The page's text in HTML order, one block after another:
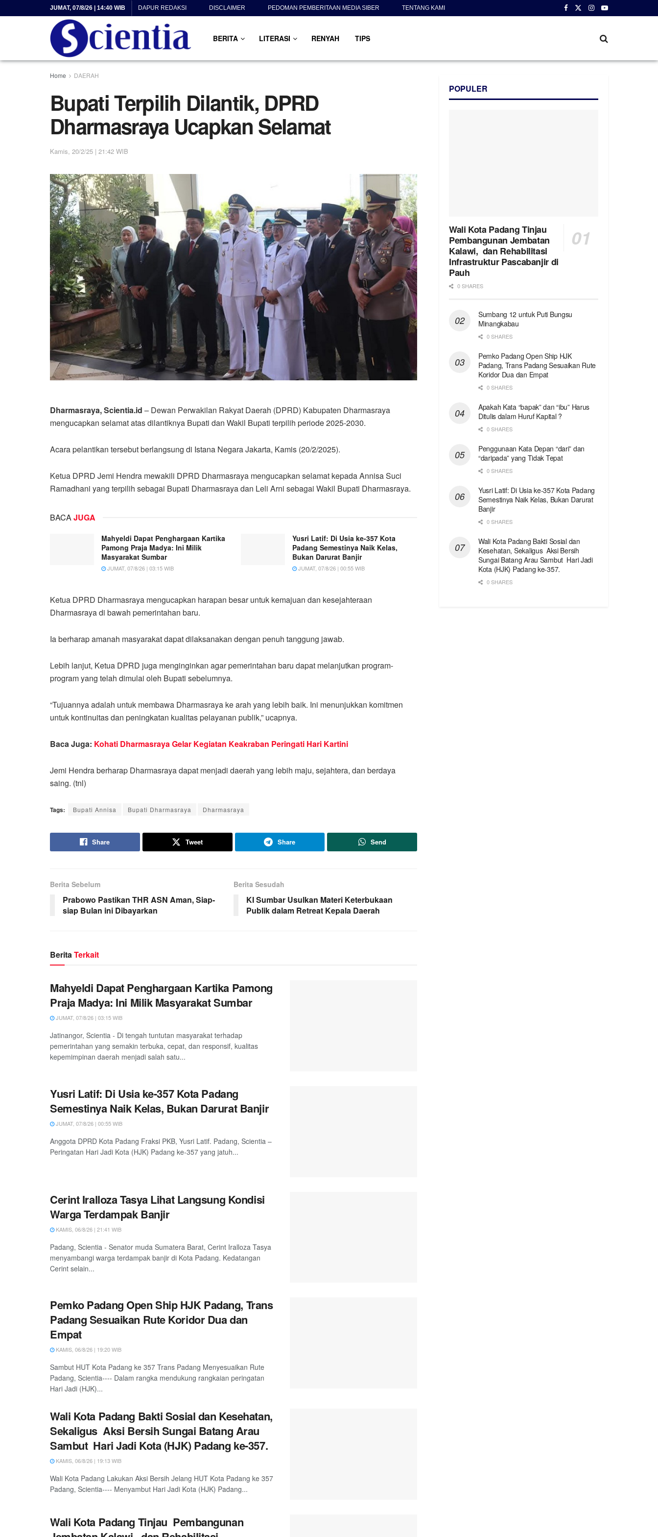
JUMAT, 07/8/26 | 14:40 WIB DAPUR REDAKSI DISCLAIMER PEDOMAN PEMBERITAAN MEDIA SIBER TENTANG KAMI
BERITA LITERASI RENYAH TIPS
Home DAERAH
Bupati Terpilih Dilantik, DPRD
Dharmasraya Ucapkan Selamat
Kamis, 20/2/25 | 21:42 WIB
Dharmasraya, Scientia.id – Dewan Perwakilan Rakyat Daerah (DPRD) Kabupaten Dharmasraya
mengucapkan selamat atas dilantiknya Bupati dan Wakil Bupati terpilih periode 2025-2030.
Acara pelantikan tersebut berlangsung di Istana Negara Jakarta, Kamis (20/2/2025).
Ketua DPRD Jemi Hendra mewakili DPRD Dharmasraya mengucapkan selamat kepada Annisa Suci
Ramadhani yang terpilih sebagai Bupati Dharmasraya dan Leli Arni sebagai Wakil Bupati Dharmasraya.
BACAJUGA
Mahyeldi Dapat Penghargaan Kartika
Pamong Praja Madya: Ini Milik
Masyarakat Sumbar
JUMAT, 07/8/26 | 03:15 WIB
Yusri Latif: Di Usia ke-357 Kota
Padang Semestinya Naik Kelas,
Bukan Darurat Banjir
JUMAT, 07/8/26 | 00:55 WIB
Ketua DPRD Dharmasraya mengucapkan harapan besar untuk kemajuan dan kesejahteraan
Dharmasraya di bawah pemerintahan baru.
Ia berharap amanah masyarakat dapat dilaksanakan dengan penuh tanggung jawab.
Lebih lanjut, Ketua DPRD juga menginginkan agar pemerintahan baru dapat melanjutkan program-
program yang telah dimulai oleh Bupati sebelumnya.
“Tujuannya adalah untuk membawa Dharmasraya ke arah yang lebih baik. Ini menunjukkan komitmen
untuk kontinuitas dan peningkatan kualitas pelayanan publik,” ucapnya.
Baca Juga: Kohati Dharmasraya Gelar Kegiatan Keakraban Peringati Hari Kartini
Jemi Hendra berharap Dharmasraya dapat menjadi daerah yang lebih maju, sejahtera, dan berdaya
saing. (tnl)
Tags: Bupati Annisa Bupati Dharmasraya Dharmasraya
Share Tweet Share Send
Berita Sebelum
Prabowo Pastikan THR ASN Aman, Siap-
siap Bulan ini Dibayarkan
Berita Sesudah
KI Sumbar Usulkan Materi Keterbukaan
Publik dalam Retreat Kepala Daerah
BeritaTerkait
Mahyeldi Dapat Penghargaan Kartika Pamong
Praja Madya: Ini Milik Masyarakat Sumbar
JUMAT, 07/8/26 | 03:15 WIB
Jatinangor, Scientia - Di tengah tuntutan masyarakat terhadap
pemerintahan yang semakin terbuka, cepat, dan responsif, kualitas
kepemimpinan daerah menjadi salah satu...
Yusri Latif: Di Usia ke-357 Kota Padang
Semestinya Naik Kelas, Bukan Darurat Banjir
JUMAT, 07/8/26 | 00:55 WIB
Anggota DPRD Kota Padang Fraksi PKB, Yusri Latif. Padang, Scientia –
Peringatan Hari Jadi Kota (HJK) Padang ke-357 yang jatuh...
Cerint Iralloza Tasya Lihat Langsung Kondisi
Warga Terdampak Banjir
KAMIS, 06/8/26 | 21:41 WIB
Padang, Scientia - Senator muda Sumatera Barat, Cerint Iralloza Tasya
menyambangi warga terdampak banjir di Kota Padang. Kedatangan
Cerint selain...
Pemko Padang Open Ship HJK Padang, Trans
Padang Sesuaikan Rute Koridor Dua dan
Empat
KAMIS, 06/8/26 | 19:20 WIB
Sambut HUT Kota Padang ke 357 Trans Padang Menyesuaikan Rute
Padang, Scientia---- Dalam rangka mendukung rangkaian peringatan
Hari Jadi (HJK)...
Wali Kota Padang Bakti Sosial dan Kesehatan,
Sekaligus Aksi Bersih Sungai Batang Arau
Sambut Hari Jadi Kota (HJK) Padang ke-357.
KAMIS, 06/8/26 | 19:13 WIB
Wali Kota Padang Lakukan Aksi Bersih Jelang HUT Kota Padang ke 357
Padang, Scientia---- Menyambut Hari Jadi Kota (HJK) Padang...
Wali Kota Padang Tinjau Pembangunan
POPULER
Wali Kota Padang Tinjau
Pembangunan Jembatan
Kalawi, dan Rehabilitasi
Infrastruktur Pascabanjir di
Pauh
0 SHARES
Sumbang 12 untuk Puti Bungsu
Minangkabau
0 SHARES
Pemko Padang Open Ship HJK
Padang, Trans Padang Sesuaikan Rute
Koridor Dua dan Empat
0 SHARES
Apakah Kata “bapak” dan “ibu” Harus
Ditulis dalam Huruf Kapital ?
0 SHARES
Penggunaan Kata Depan “dari” dan
“daripada” yang Tidak Tepat
0 SHARES
Yusri Latif: Di Usia ke-357 Kota Padang
Semestinya Naik Kelas, Bukan Darurat
Banjir
0 SHARES
Wali Kota Padang Bakti Sosial dan
Kesehatan, Sekaligus Aksi Bersih
Sungai Batang Arau Sambut Hari Jadi
Kota (HJK) Padang ke-357.
0 SHARES